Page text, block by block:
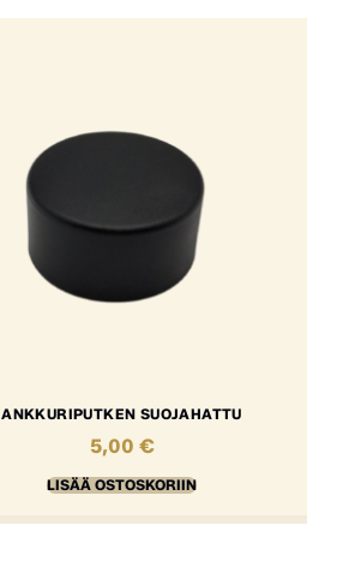
ANKKURIPUTKEN SUOJAHATTU
5,00 €
LISÄÄ OSTOSKORIIN